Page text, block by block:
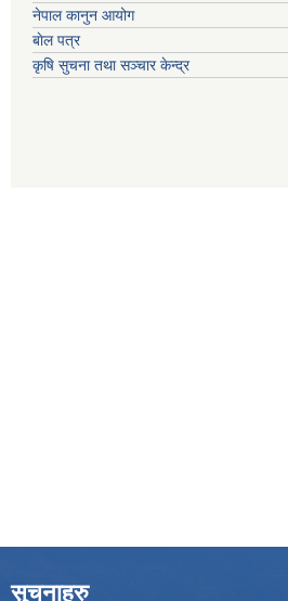
नेपाल कानुन आयोग
बाेल पत्र
कृषि सुचना तथा सञ्चार केन्द्र
सुचनाहरु